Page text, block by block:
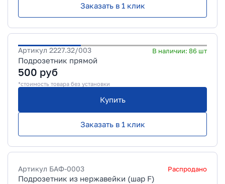
Заказать в 1 клик
Артикул 2227.32/003 В наличии: 86 шт
Подрозетник прямой
500 руб
*стоимость товара без установки
Купить
Заказать в 1 клик
Артикул БАФ-0003 Распродано
Подрозетник из нержавейки (шар F)